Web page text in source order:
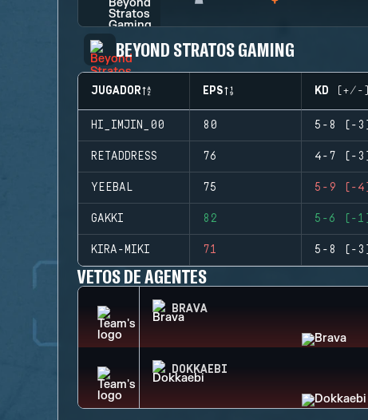
BEYOND STRATOS GAMING
JUGADOR EPS KD (+/-)
HI_IMJIN_00 80 5-8 (-3)
RETADDRESS 76 4-7 (-3)
YEEBAL 75 5-9 (-4)
GAKKI 82 5-6 (-1)
KIRA-MIKI 71 5-8 (-3)
VETOS DE AGENTES
BRAVA
DOKKAEBI